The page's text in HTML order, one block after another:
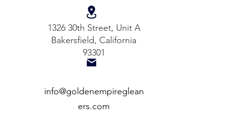
1326 30th Street, Unit A
Bakersfield, California
93301
info@goldenempireglean
ers.com